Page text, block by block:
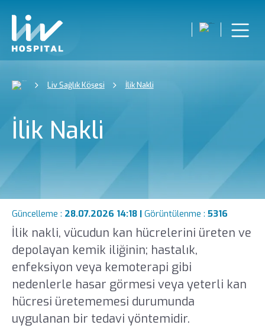
Liv Sağlık Köşesi İlik Nakli
İlik Nakli
Güncelleme : 28.07.2026 14:18 | Görüntülenme : 5316
İlik nakli, vücudun kan hücrelerini üreten ve
depolayan kemik iliğinin; hastalık,
enfeksiyon veya kemoterapi gibi
nedenlerle hasar görmesi veya yeterli kan
hücresi üretememesi durumunda
uygulanan bir tedavi yöntemidir.